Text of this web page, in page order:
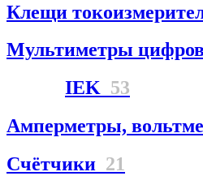
Клещи
Мультиметры
IEK 53
Амперметры,
Счётчики 21